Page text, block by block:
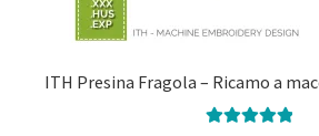
ITH Presina Fragola – Ricamo a